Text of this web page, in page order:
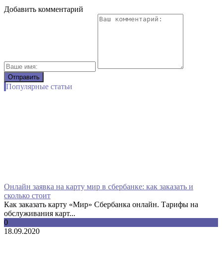
Добавить комментарий
Популярные статьи
Онлайн заявка на карту мир в сбербанке: как заказать и
сколько стоит
Как заказать карту «Мир» Сбербанка онлайн. Тарифы на
обслуживания карт...
0
18.09.2020